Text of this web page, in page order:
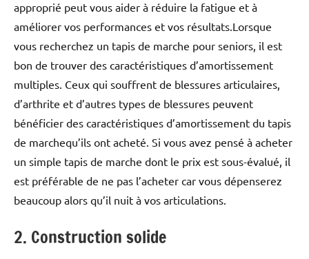
approprié peut vous aider à réduire la fatigue et à
améliorer vos performances et vos résultats.Lorsque
vous recherchez un tapis de marche pour seniors, il est
bon de trouver des caractéristiques d’amortissement
multiples. Ceux qui souffrent de blessures articulaires,
d’arthrite et d’autres types de blessures peuvent
bénéficier des caractéristiques d’amortissement du tapis
de marchequ’ils ont acheté. Si vous avez pensé à acheter
un simple tapis de marche dont le prix est sous-évalué, il
est préférable de ne pas l’acheter car vous dépenserez
beaucoup alors qu’il nuit à vos articulations.
2. Construction solide